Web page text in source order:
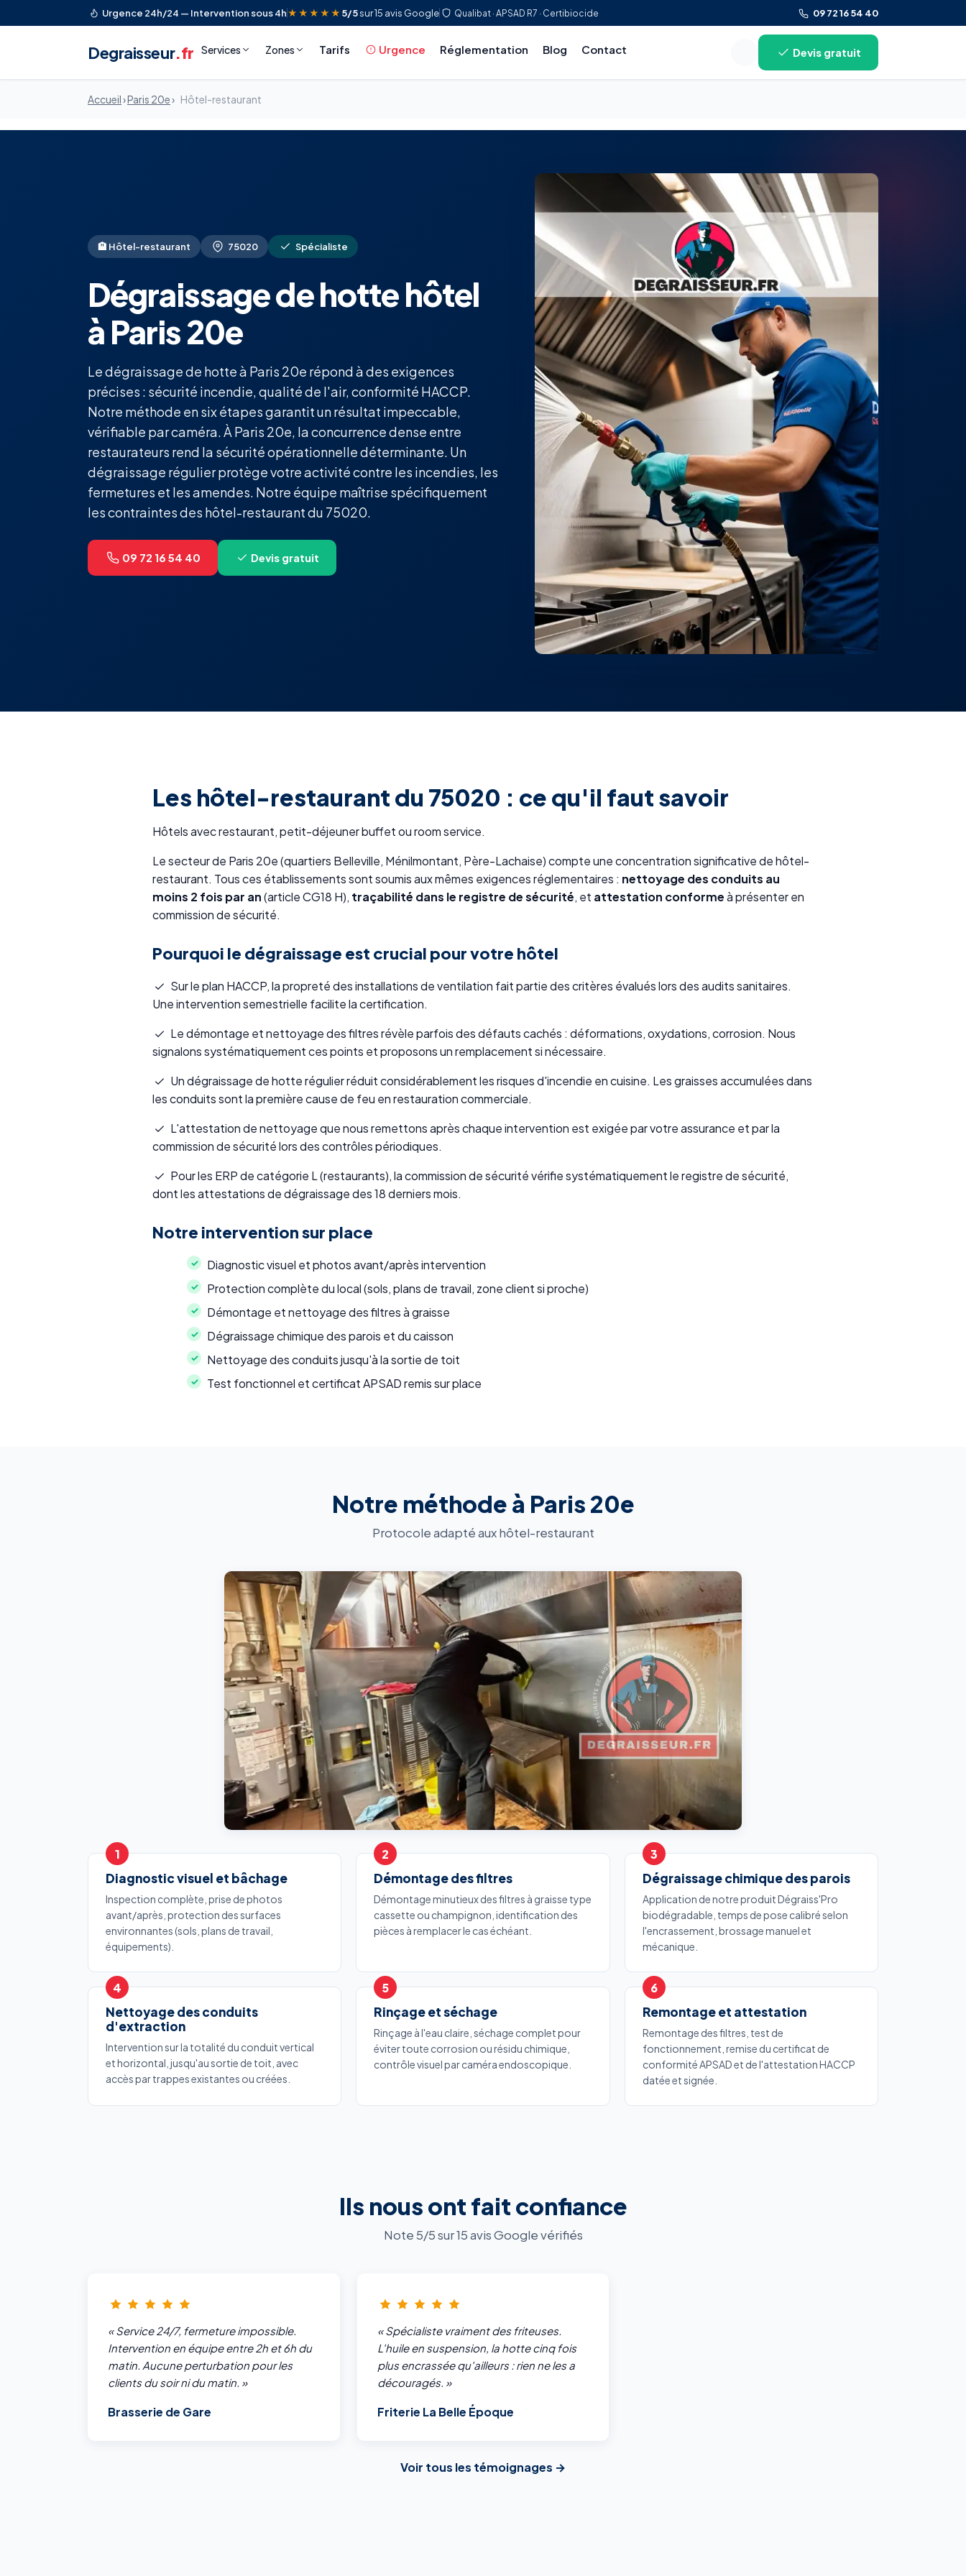
Urgence 24h/24 — Intervention sous 4h★★★★★ 5/5sur 15 avis Google Qualibat · APSAD R7 · Certibiocide 09 72 16 54 40
Degraisseur.fr Services Zones Tarifs Urgence Réglementation Blog Contact
Rechercher sur le site
Devis gratuit
Accueil›Paris 20e› Hôtel-restaurant
🏨 Hôtel-restaurant 75020 Spécialiste
Dégraissage de hotte hôtel
à Paris 20e
Le dégraissage de hotte à Paris 20e répond à des exigences
précises : sécurité incendie, qualité de l'air, conformité HACCP.
Notre méthode en six étapes garantit un résultat impeccable,
vérifiable par caméra. À Paris 20e, la concurrence dense entre
restaurateurs rend la sécurité opérationnelle déterminante. Un
dégraissage régulier protège votre activité contre les incendies, les
fermetures et les amendes. Notre équipe maîtrise spécifiquement
les contraintes des hôtel-restaurant du 75020.
09 72 16 54 40 Devis gratuit
Les hôtel-restaurant du 75020 : ce qu'il faut savoir
Hôtels avec restaurant, petit-déjeuner buffet ou room service.
Le secteur de Paris 20e (quartiers Belleville, Ménilmontant, Père-Lachaise) compte une concentration significative de hôtel-
restaurant. Tous ces établissements sont soumis aux mêmes exigences réglementaires : nettoyage des conduits au
moins 2 fois par an(article CG18 H), traçabilité dans le registre de sécurité, et attestation conformeà présenter en
commission de sécurité.
Pourquoi le dégraissage est crucial pour votre hôtel
Sur le plan HACCP, la propreté des installations de ventilation fait partie des critères évalués lors des audits sanitaires.
Une intervention semestrielle facilite la certification.
Le démontage et nettoyage des filtres révèle parfois des défauts cachés : déformations, oxydations, corrosion. Nous
signalons systématiquement ces points et proposons un remplacement si nécessaire.
Un dégraissage de hotte régulier réduit considérablement les risques d'incendie en cuisine. Les graisses accumulées dans
les conduits sont la première cause de feu en restauration commerciale.
L'attestation de nettoyage que nous remettons après chaque intervention est exigée par votre assurance et par la
commission de sécurité lors des contrôles périodiques.
Pour les ERP de catégorie L (restaurants), la commission de sécurité vérifie systématiquement le registre de sécurité,
dont les attestations de dégraissage des 18 derniers mois.
Notre intervention sur place
Diagnostic visuel et photos avant/après intervention
Protection complète du local (sols, plans de travail, zone client si proche)
Démontage et nettoyage des filtres à graisse
Dégraissage chimique des parois et du caisson
Nettoyage des conduits jusqu'à la sortie de toit
Test fonctionnel et certificat APSAD remis sur place
Notre méthode à Paris 20e
Protocole adapté aux hôtel-restaurant
Diagnostic visuel et bâchage
Inspection complète, prise de photos
avant/après, protection des surfaces
environnantes (sols, plans de travail,
équipements).
Démontage des filtres
Démontage minutieux des filtres à graisse type
cassette ou champignon, identification des
pièces à remplacer le cas échéant.
Dégraissage chimique des parois
Application de notre produit Dégraiss'Pro
biodégradable, temps de pose calibré selon
l'encrassement, brossage manuel et
mécanique.
Nettoyage des conduits
d'extraction
Intervention sur la totalité du conduit vertical
et horizontal, jusqu'au sortie de toit, avec
accès par trappes existantes ou créées.
Rinçage et séchage
Rinçage à l'eau claire, séchage complet pour
éviter toute corrosion ou résidu chimique,
contrôle visuel par caméra endoscopique.
Remontage et attestation
Remontage des filtres, test de
fonctionnement, remise du certificat de
conformité APSAD et de l'attestation HACCP
datée et signée.
Ils nous ont fait confiance
Note 5/5 sur 15 avis Google vérifiés
« Service 24/7, fermeture impossible.
Intervention en équipe entre 2h et 6h du
matin. Aucune perturbation pour les
clients du soir ni du matin. »
Brasserie de Gare
« Spécialiste vraiment des friteuses.
L'huile en suspension, la hotte cinq fois
plus encrassée qu'ailleurs : rien ne les a
découragés. »
Friterie La Belle Époque
Voir tous les témoignages →